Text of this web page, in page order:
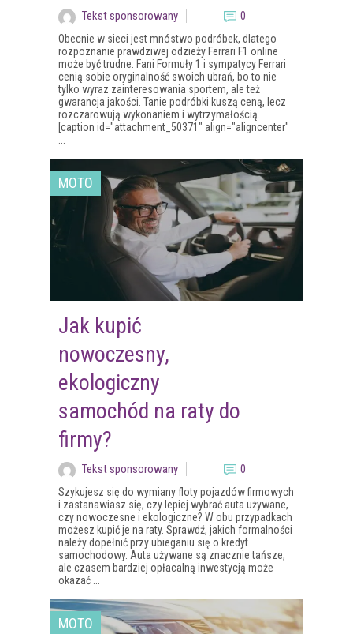
Tekst sponsorowany 0
Obecnie w sieci jest mnóstwo podróbek, dlatego
rozpoznanie prawdziwej odzieży Ferrari F1 online
może być trudne. Fani Formuły 1 i sympatycy Ferrari
cenią sobie oryginalność swoich ubrań, bo to nie
tylko wyraz zainteresowania sportem, ale też
gwarancja jakości. Tanie podróbki kuszą ceną, lecz
rozczarowują wykonaniem i wytrzymałością.
[caption id="attachment_50371" align="aligncenter"
MOTO
Jak kupić
nowoczesny,
ekologiczny
samochód na raty do
firmy?
Tekst sponsorowany 0
Szykujesz się do wymiany floty pojazdów firmowych
i zastanawiasz się, czy lepiej wybrać auta używane,
czy nowoczesne i ekologiczne? W obu przypadkach
możesz kupić je na raty. Sprawdź, jakich formalności
należy dopełnić przy ubieganiu się o kredyt
samochodowy. Auta używane są znacznie tańsze,
ale czasem bardziej opłacalną inwestycją może
okazać ...
MOTO